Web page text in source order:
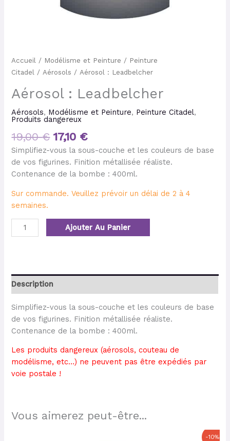
Accueil / Modélisme et Peinture / Peinture
Citadel /Aérosols / Aérosol : Leadbelcher
Aérosol : Leadbelcher
Aérosols, Modélisme et Peinture, Peinture Citadel,
Produits dangereux
19,00€ 17,10 €
Simplifiez-vous la sous-couche et les couleurs de base
de vos figurines. Finition métallisée réaliste.
Contenance de la bombe : 400ml.
Sur commande. Veuillez prévoir un délai de 2 à 4
semaines.
Ajouter Au Panier
Description
Simplifiez-vous la sous-couche et les couleurs de base
de vos figurines. Finition métallisée réaliste.
Contenance de la bombe : 400ml.
Les produits dangereux (aérosols, couteau de
modélisme, etc…) ne peuvent pas être expédiés par
voie postale !
Vous aimerez peut-être...
-10%